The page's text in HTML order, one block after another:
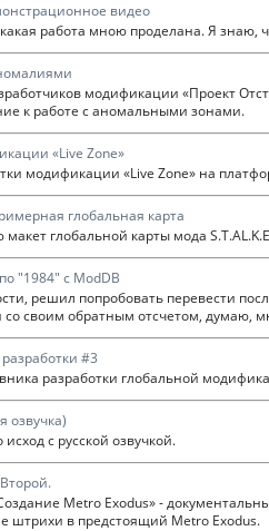
видео
работа мною проделана. Я
модификации «Проект
к работе с аномальными зонами.
«Live Zone»
модификации «Live Zone» на
глобальная карта
глобальной карты мода
"1984" с ModDB
решил попробовать перевести
своим обратным отсчетом, думаю,
#3
разработки глобальной
озвучка)
с русской озвучкой.
Metro Exodus» -
штрихи в предстоящий Metro Exodus.